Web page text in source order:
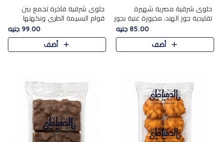
حلوى شرقية مصرية شهيرة
تقليدية جوز الهند، مخبوزة غنية بجوز
الهند، بلمسه ذهبية وتتميز بقوامها
المرمل وطعمها اللذيذ الذي يشبه
البسبوسة. تُخبز..
85.00 جنيه
أضف
حلوى شرقية فاخرة تجمع بين
قوام البسيمة الطري ونكهتها
الغنية، مزينة بتشكيلة مختارة من
اللوز والبندق والمكسرات الفاخرة.
مزيج متوازن من القوام ..
99.00 جنيه
أضف